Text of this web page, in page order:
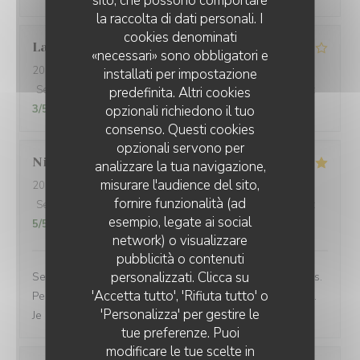
la raccolta di dati personali. I
cookies denominati
«necessari» sono obbligatori e
installati per impostazione
predefinita. Altri cookies
opzionali richiedono il tuo
consenso. Questi cookies
opzionali servono per
analizzare la tua navigazione,
misurare l'audience del sito,
fornire funzionalità (ad
esempio, legate ai social
network) o visualizzare
pubblicità o contenuti
personalizzati. Clicca su
'Accetta tutto', 'Rifiuta tutto' o
'Personalizza' per gestire le
tue preferenze. Puoi
modificare le tue scelte in
Laure
2026-06-23
- 18:30 - Ospiti 2
Servizio
Atmosfera: 4/5 Cucina:4/5 Qualità / Prezzo
:
3/5
Nicolas
2026-06-23
- 12:45 - Ospiti 2
Servizio
Atmosfera :5/5 Cucina:5 /5 Qualità / Prezzo
5/5
Service rapide pour une pause déjeuner entre collègues.
Personnel agréable et efficace. Le plat du jour était bon.
Je recommande cet établissement